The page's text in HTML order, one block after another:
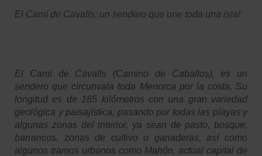
El Camí de Cavalls; un sendero que une toda una isla!
El Camí de Cavalls
(Camino de Caballos), es un
sendero que circunvala toda Menorca por la costa. Su
longitud es de 185 kilómetros con una gran variedad
geológica y paisajística, pasando por todas las playas y
algunas zonas del interior, ya sean de pasto, bosque,
barrancos, zonas de cultivo o ganaderas, así como
algunos tramos urbanos como Mahón, actual capital de